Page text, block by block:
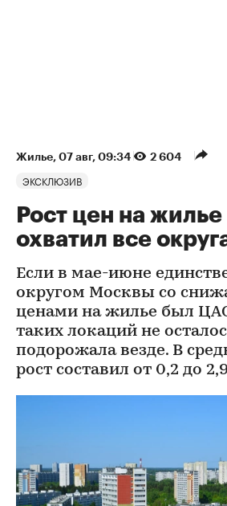
Жилье⁠, 07 авг, 09:34 2 604
ЭКСКЛЮЗИВ
Рост цен на
охватил все
Если в мае-июне
округом Москвы со
ценами на жилье был
таких локаций не
подорожала везде. В
рост составил от 0,2 до